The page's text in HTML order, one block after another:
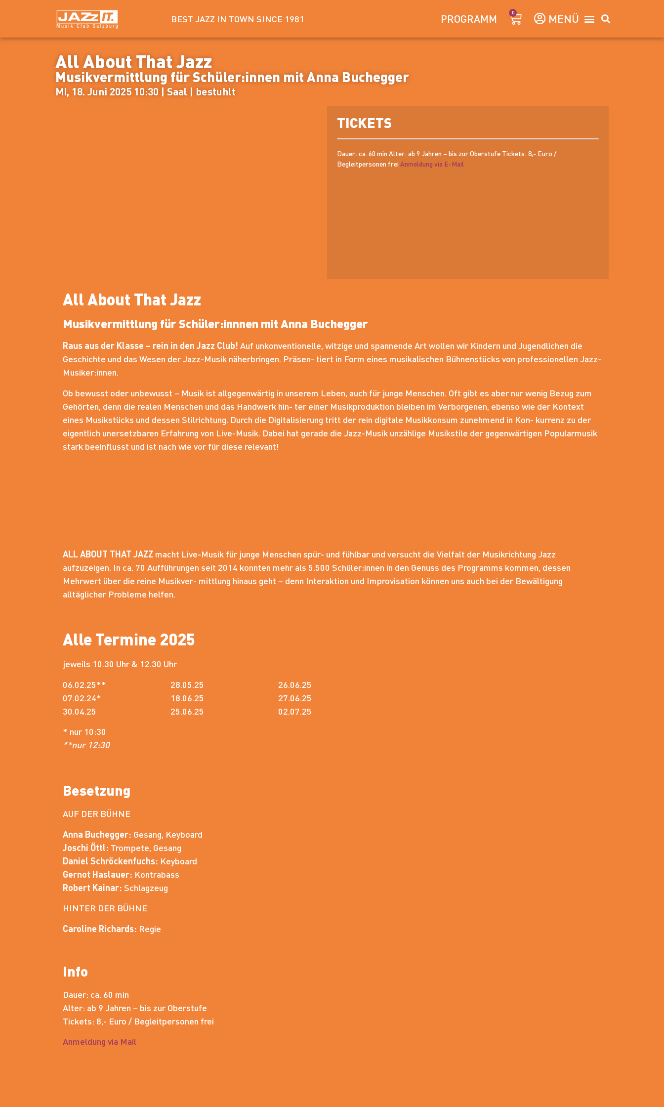
BEST JAZZ IN TOWN SINCE 1981 PROGRAMM 0
All About That Jazz
Musikvermittlung für Schüler:innen mit Anna Buchegger
MI, 18. Juni 2025 10:30 | Saal | bestuhlt
TICKETS
Dauer: ca. 60 min Alter: ab 9 Jahren – bis zur Oberstufe Tickets: 8,- Euro /
Begleitpersonen frei Anmeldung via E-Mail
All About That Jazz
Musikvermittlung für Schüler:innnen mit Anna Buchegger
Raus aus der Klasse – rein in den Jazz Club! Auf unkonventionelle, witzige und spannende Art wollen wir Kindern und Jugendlichen die
Geschichte und das Wesen der Jazz-Musik näherbringen. Präsen- tiert in Form eines musikalischen Bühnenstücks von professionellen Jazz-
Musiker:innen.
Ob bewusst oder unbewusst – Musik ist allgegenwärtig in unserem Leben, auch für junge Menschen. Oft gibt es aber nur wenig Bezug zum
Gehörten, denn die realen Menschen und das Handwerk hin- ter einer Musikproduktion bleiben im Verborgenen, ebenso wie der Kontext
eines Musikstücks und dessen Stilrichtung. Durch die Digitalisierung tritt der rein digitale Musikkonsum zunehmend in Kon- kurrenz zu der
eigentlich unersetzbaren Erfahrung von Live-Musik. Dabei hat gerade die Jazz-Musik unzählige Musikstile der gegenwärtigen Popularmusik
stark beeinflusst und ist nach wie vor für diese relevant!
ALL ABOUT THAT JAZZ macht Live-Musik für junge Menschen spür- und fühlbar und versucht die Vielfalt der Musikrichtung Jazz
aufzuzeigen. In ca. 70 Aufführungen seit 2014 konnten mehr als 5.500 Schüler:innen in den Genuss des Programms kommen, dessen
Mehrwert über die reine Musikver- mittlung hinaus geht – denn Interaktion und Improvisation können uns auch bei der Bewältigung
alltäglicher Probleme helfen.
Alle Termine 2025
jeweils 10.30 Uhr & 12.30 Uhr
06.02.25**
07.02.24*
30.04.25
28.05.25
18.06.25
25.06.25
26.06.25
27.06.25
02.07.25
* nur 10:30
**nur 12:30
Besetzung
AUF DER BÜHNE
Anna Buchegger: Gesang, Keyboard
Joschi Öttl: Trompete, Gesang
Daniel Schröckenfuchs: Keyboard
Gernot Haslauer: Kontrabass
Robert Kainar: Schlagzeug
HINTER DER BÜHNE
Caroline Richards: Regie
Info
Dauer: ca. 60 min
Alter: ab 9 Jahren – bis zur Oberstufe
Tickets: 8,- Euro / Begleitpersonen frei
Anmeldung via Mail